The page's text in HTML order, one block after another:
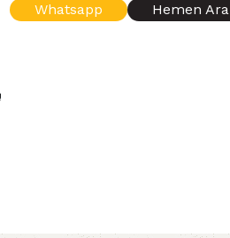
Whatsapp Hemen Ara